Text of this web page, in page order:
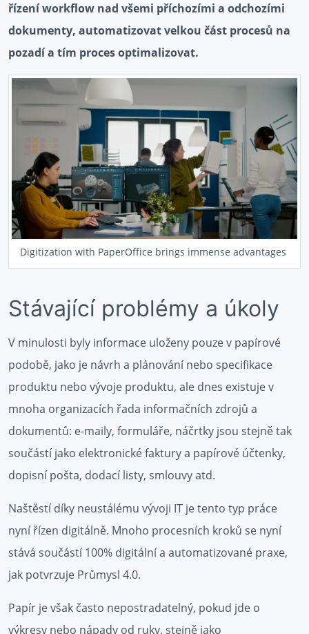
řízení workflow nad všemi příchozími a odchozími
dokumenty, automatizovat velkou část procesů na
pozadí a tím proces optimalizovat.
Digitization with PaperOffice brings immense advantages
Stávající problémy a úkoly
V minulosti byly informace uloženy pouze v papírové
podobě, jako je návrh a plánování nebo specifikace
produktu nebo vývoje produktu, ale dnes existuje v
mnoha organizacích řada informačních zdrojů a
dokumentů: e-maily, formuláře, náčrtky jsou stejně tak
součástí jako elektronické faktury a papírové účtenky,
dopisní pošta, dodací listy, smlouvy atd.
Naštěstí díky neustálému vývoji IT je tento typ práce
nyní řízen digitálně. Mnoho procesních kroků se nyní
stává součástí 100% digitální a automatizované praxe,
jak potvrzuje Průmysl 4.0.
Papír je však často nepostradatelný, pokud jde o
výkresy nebo nápady od ruky, stejně jako